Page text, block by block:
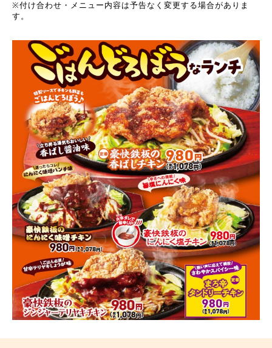
※付け合わせ・メニュー内容は予告なく変更する場合がありま
す。